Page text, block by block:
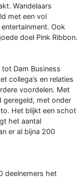
Wandelaars
met een vol
Ook
doel Pink Ribbon.
Dam Business
collega’s en relaties
voordelen. Met
geregeld, met onder
Het blijkt een schot
het aantal
er al bijna 200
deelnemers het